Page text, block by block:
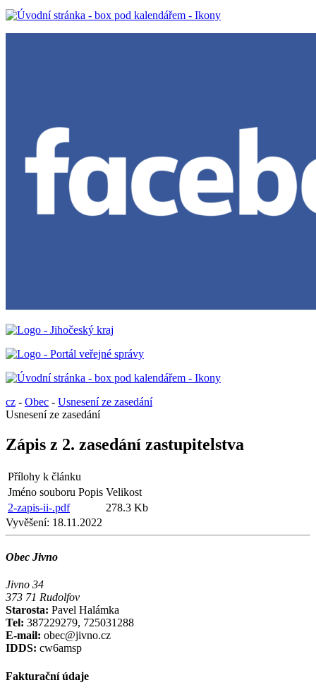
cz - Obec - Usnesení ze zasedání
Usnesení ze zasedání
Zápis z 2. zasedání zastupitelstva
Přílohy k článku
Jméno souboru Popis Velikost
2-zapis-ii-.pdf
278.3 Kb
Vyvěšení: 18.11.2022
Obec Jivno
Jivno 34
373 71 Rudolfov
Starosta: Pavel Halámka
Tel: 387229279, 725031288
E-mail: obec@jivno.cz
IDDS: cw6amsp
Fakturační údaje